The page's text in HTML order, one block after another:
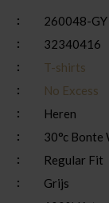
260048-GY
32340416
T-shirts
No Excess
Heren
30°c Bonte
Regular Fit
Grijs